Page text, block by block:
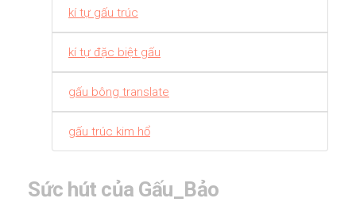
kí tự gấu trúc
kí tự đặc biệt gấu
gấu bông translate
gấu trúc kim hổ
Sức hút của Gấu_Bảo